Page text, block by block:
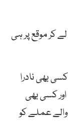
کر موقع پر ہی
بھی نادرا
کسی بھی
عملے کو